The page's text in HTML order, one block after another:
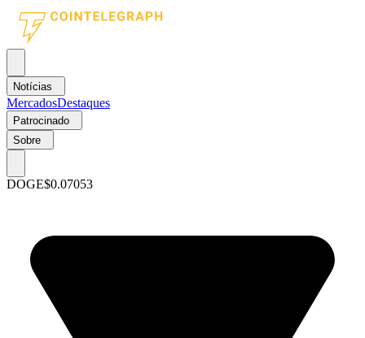
Notícias
MercadosDestaques
Patrocinado
Sobre
DOGE$0.07053